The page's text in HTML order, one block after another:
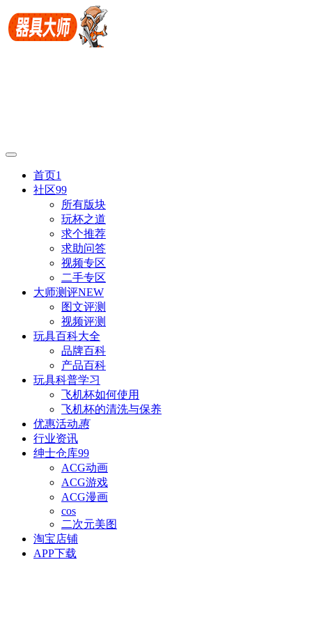
首页1
社区99
所有版块
玩杯之道
求个推荐
求助问答
视频专区
二手专区
大师测评NEW
图文评测
视频评测
玩具百科大全
品牌百科
产品百科
玩具科普学习
飞机杯如何使用
飞机杯的清洗与保养
优惠活动惠
行业资讯
绅士仓库99
ACG动画
ACG游戏
ACG漫画
cos
二次元美图
淘宝店铺
APP下载